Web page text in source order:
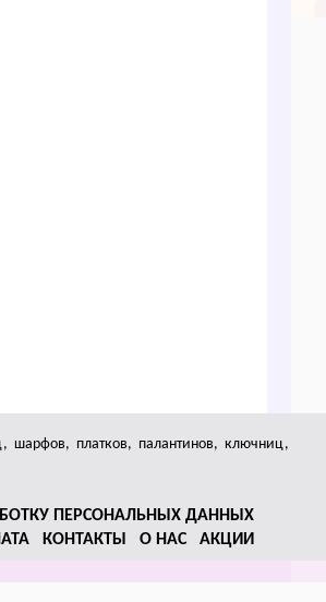
шарфов, платков, палантинов, ключниц,
ПЕРСОНАЛЬНЫХ ДАННЫХ
КОНТАКТЫ О НАС АКЦИИ